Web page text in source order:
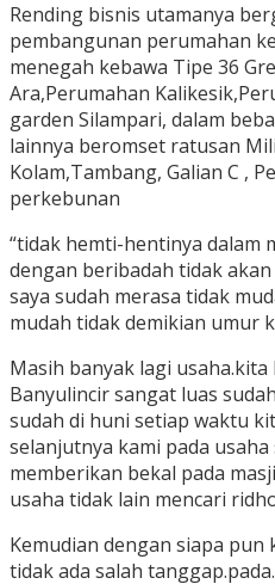
Rending bisnis utamanya
pembangunan perumahan
menegah kebawa Tipe 36
Ara,Perumahan
garden Silampari, dalam
lainnya beromset ratusan
Kolam,Tambang, Galian C ,
perkebunan
“tidak hemti-hentinya dalam
dengan beribadah tidak
saya sudah merasa tidak
mudah tidak demikian umur
Masih banyak lagi
Banyulincir sangat luas
sudah di huni setiap waktu
selanjutnya kami pada
memberikan bekal pada
usaha tidak lain mencari
Kemudian dengan siapa
tidak ada salah